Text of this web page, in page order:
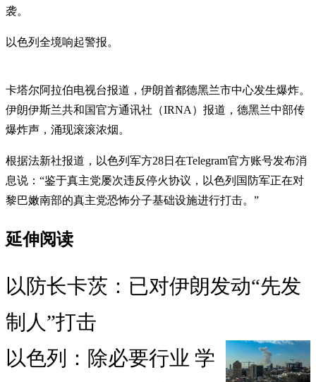
袭。
以色列全境响起警报。
卡塔尔阿拉伯电视台报道，伊朗首都德黑兰市中心发生爆炸。
伊朗伊斯兰共和国官方通讯社（IRNA）报道，德黑兰中部传
爆炸声，涌现滚滚浓烟。
根据法新社报道，以色列军方28日在Telegram官方账号发布消
息说：“鉴于真主党屡次违反停火协议，以色列国防军正在对
黎巴嫩南部的真主党恐怖分子基础设施进行打击。”
延伸阅读
以防长卡茨：已对伊朗发动“先发
制人”打击
以色列：除必要行业 学